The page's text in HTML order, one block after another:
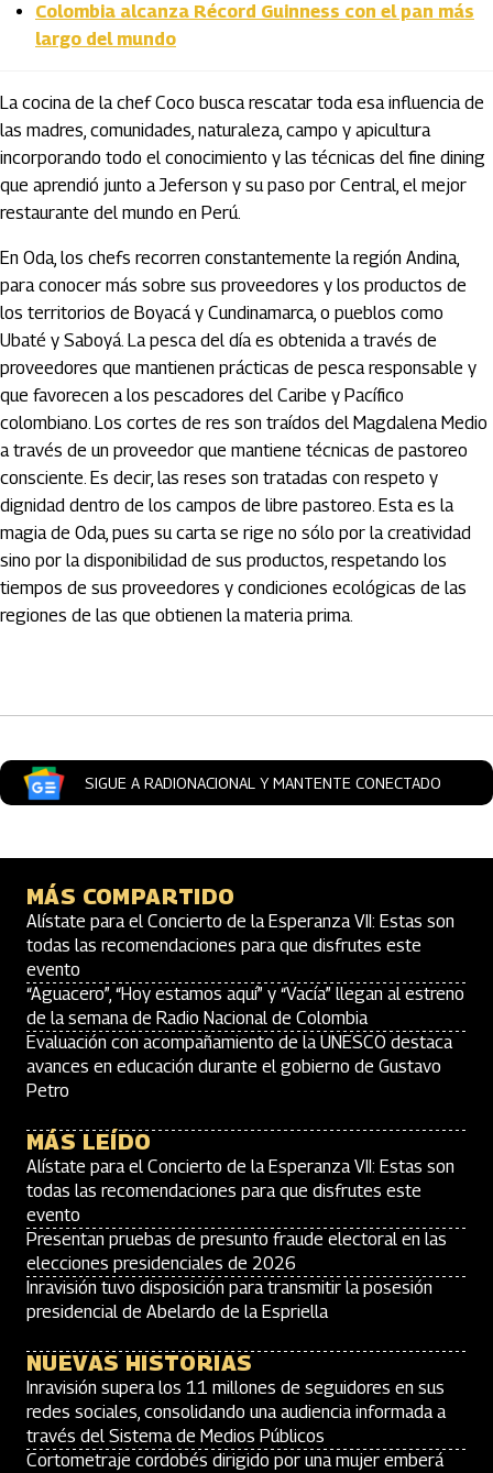
Colombia alcanza Récord Guinness con el pan más
largo del mundo
La cocina de la chef Coco busca rescatar toda esa influencia de
las madres, comunidades, naturaleza, campo y apicultura
incorporando todo el conocimiento y las técnicas del fine dining
que aprendió junto a Jeferson y su paso por Central, el mejor
restaurante del mundo en Perú.
En Oda, los chefs recorren constantemente la región Andina,
para conocer más sobre sus proveedores y los productos de
los territorios de Boyacá y Cundinamarca, o pueblos como
Ubaté y Saboyá. La pesca del día es obtenida a través de
proveedores que mantienen prácticas de pesca responsable y
que favorecen a los pescadores del Caribe y Pacífico
colombiano. Los cortes de res son traídos del Magdalena Medio
a través de un proveedor que mantiene técnicas de pastoreo
consciente. Es decir, las reses son tratadas con respeto y
dignidad dentro de los campos de libre pastoreo. Esta es la
magia de Oda, pues su carta se rige no sólo por la creatividad
sino por la disponibilidad de sus productos, respetando los
tiempos de sus proveedores y condiciones ecológicas de las
regiones de las que obtienen la materia prima.
SIGUE A RADIONACIONAL Y MANTENTE CONECTADO
MÁS COMPARTIDO
Alístate para el Concierto de la Esperanza VII: Estas son
todas las recomendaciones para que disfrutes este
evento
“Aguacero”, “Hoy estamos aquí” y “Vacía” llegan al estreno
de la semana de Radio Nacional de Colombia
Evaluación con acompañamiento de la UNESCO destaca
avances en educación durante el gobierno de Gustavo
Petro
MÁS LEÍDO
Alístate para el Concierto de la Esperanza VII: Estas son
todas las recomendaciones para que disfrutes este
evento
Presentan pruebas de presunto fraude electoral en las
elecciones presidenciales de 2026
Inravisión tuvo disposición para transmitir la posesión
presidencial de Abelardo de la Espriella
NUEVAS HISTORIAS
Inravisión supera los 11 millones de seguidores en sus
redes sociales, consolidando una audiencia informada a
través del Sistema de Medios Públicos
Cortometraje cordobés dirigido por una mujer emberá